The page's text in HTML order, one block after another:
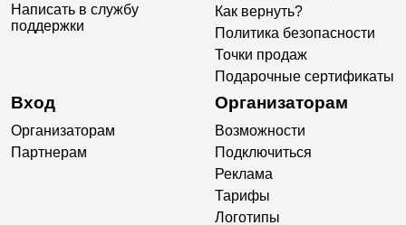
Написать в службу
поддержки
Как вернуть?
Политика безопасности
Точки продаж
Подарочные сертификаты
Вход
Организаторам
Партнерам
Организаторам
Возможности
Подключиться
Реклама
Тарифы
Логотипы